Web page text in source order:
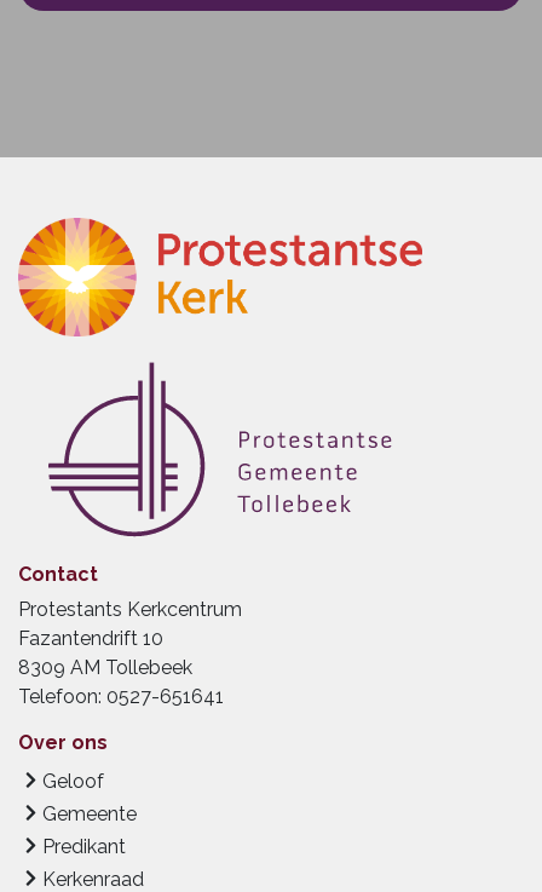
Contact
Protestants Kerkcentrum
Fazantendrift 10
8309 AM Tollebeek
Telefoon: 0527-651641
Over ons
Geloof
Gemeente
Predikant
Kerkenraad